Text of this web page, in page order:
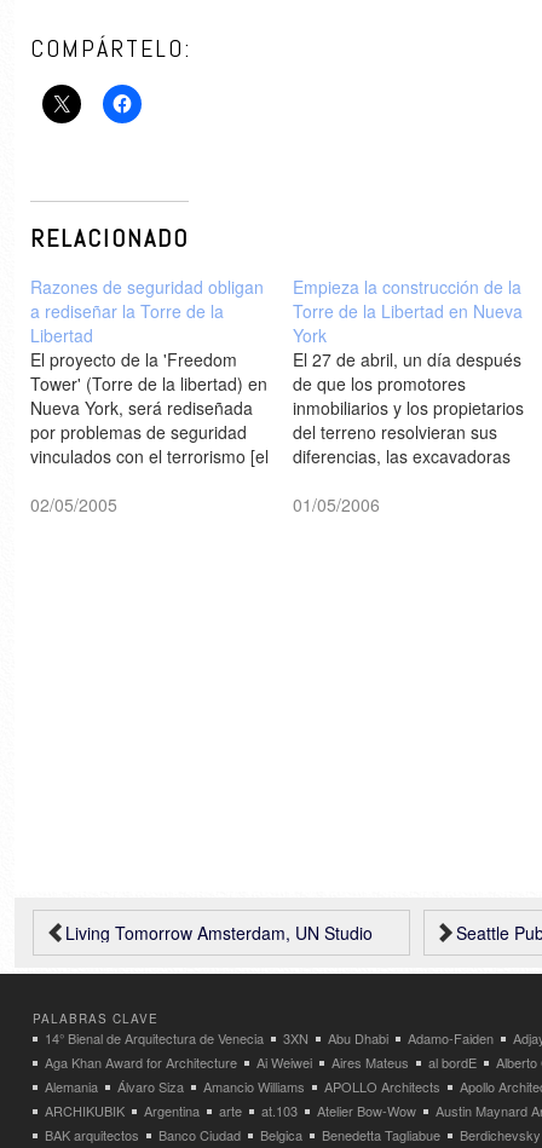
COMPÁRTELO:
RELACIONADO
Razones de seguridad obligan
a rediseñar la Torre de la
Libertad
El proyecto de la 'Freedom
Tower' (Torre de la libertad) en
Nueva York, será rediseñada
por problemas de seguridad
vinculados con el terrorismo [el
New York Times]Más
02/05/2005
Empieza la construcción de la
Torre de la Libertad en Nueva
York
El 27 de abril, un día después
de que los promotores
inmobiliarios y los propietarios
del terreno resolvieran sus
diferencias, las excavadoras
Trade Center de Nueva York
01/05/2006
Seattle
Living Tomorrow Amsterdam, UN Studio
PALABRAS CLAVE
14° Bienal de Arquitectura de Venecia 3XN Abu Dhabi Adamo-Faiden
Aga Khan Award for Architecture
Ai Weiwei Aires Mateus al bordE
Alberto
Alemania
Álvaro Siza Amancio Williams APOLLO Architects
Apollo
ARCHIKUBIK
Argentina arte at.103 Atelier Bow-Wow
Austin Maynard
BAK arquitectos
Banco Ciudad Belgica Benedetta Tagliabue